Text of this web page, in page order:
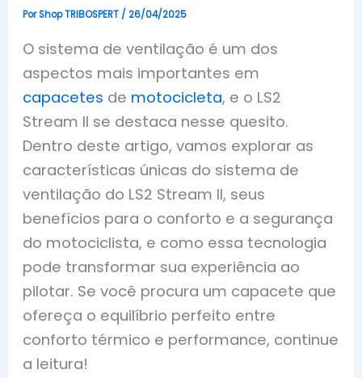
PorShop TRIBOSPERT /26/04/2025
O sistema de ventilação é um dos
aspectos mais importantes em
capacetes de motocicleta, e o LS2
Stream II se destaca nesse quesito.
Dentro deste artigo, vamos explorar as
características únicas do sistema de
ventilação do LS2 Stream II, seus
benefícios para o conforto e a segurança
do motociclista, e como essa tecnologia
pode transformar sua experiência ao
pilotar. Se você procura um capacete que
ofereça o equilíbrio perfeito entre
conforto térmico e performance, continue
a leitura!